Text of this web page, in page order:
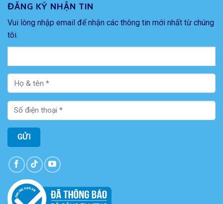
ĐĂNG KÝ NHẬN TIN
Vui lòng nhập email để nhận các thông tin mới nhất từ chúng
tôi.